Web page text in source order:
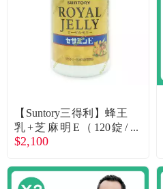
會員專區
常見問題
【Suntory三得利】蜂王
乳+芝麻明E（120錠/
瓶）廠商直送
$2,100